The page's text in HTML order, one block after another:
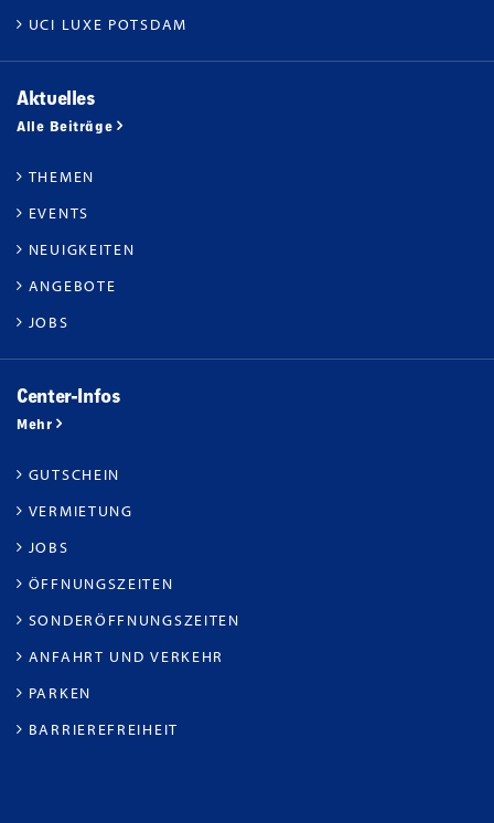
UCI LUXE POTSDAM
Aktuelles
Alle Beiträge
THEMEN
EVENTS
NEUIGKEITEN
ANGEBOTE
JOBS
Center-Infos
Mehr
GUTSCHEIN
VERMIETUNG
JOBS
ÖFFNUNGSZEITEN
SONDERÖFFNUNGSZEITEN
ANFAHRT UND VERKEHR
PARKEN
BARRIEREFREIHEIT